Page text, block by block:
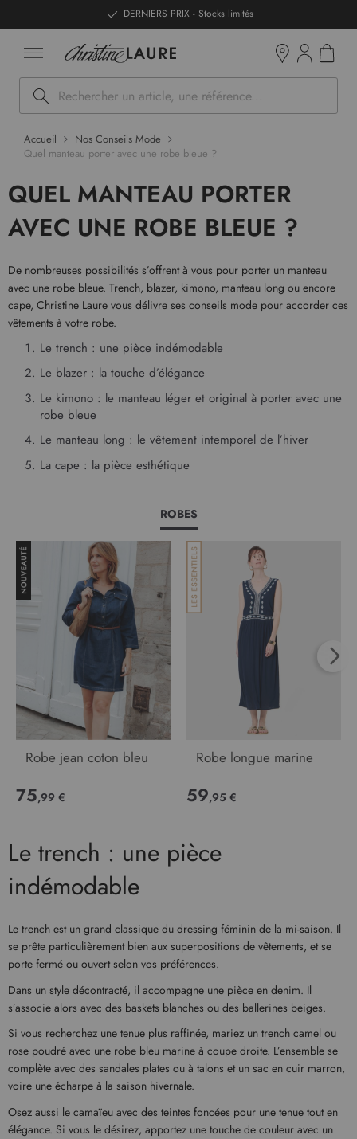
DERNIERS PRIX - Stocks limités
Rechercher
Accueil
Nos Conseils Mode
Quel manteau porter avec une robe bleue ?
QUEL MANTEAU PORTER
AVEC UNE ROBE BLEUE ?
De nombreuses possibilités s’offrent à vous pour porter un manteau
avec une robe bleue. Trench, blazer, kimono, manteau long ou encore
cape, Christine Laure vous délivre ses conseils mode pour accorder ces
vêtements à votre robe.
Le trench : une pièce indémodable
Le blazer : la touche d’élégance
Le kimono : le manteau léger et original à porter avec une
robe bleue
Le manteau long : le vêtement intemporel de l’hiver
La cape : la pièce esthétique
ROBES
Robe jean coton bleu
75,99 €
Robe longue marine
59,95 €
Le trench : une pièce
indémodable
Le trench est un grand classique du dressing féminin de la mi-saison. Il
se prête particulièrement bien aux superpositions de vêtements, et se
porte fermé ou ouvert selon vos préférences.
Dans un style décontracté, il accompagne une pièce en denim. Il
s’associe alors avec des baskets blanches ou des ballerines beiges.
Si vous recherchez une tenue plus raffinée, mariez un trench camel ou
rose poudré avec une robe bleu marine à coupe droite. L’ensemble se
complète avec des sandales plates ou à talons et un sac en cuir marron,
voire une écharpe à la saison hivernale.
Osez aussi le camaïeu avec des teintes foncées pour une tenue tout en
élégance. Si vous le désirez, apportez une touche de couleur avec un